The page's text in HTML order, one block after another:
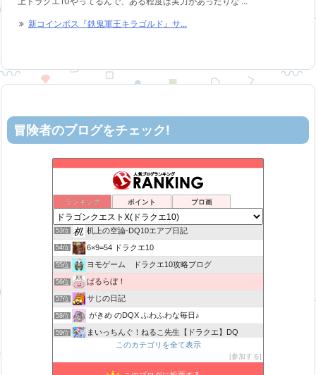
新コインボス『鉄鬼軍王キラゴルド』サ...
冒険者のブログをチェック!
ランキング ポイント ブロ画
カスミ心理学研究所
51位 ロビンさんはガチらない。
52位 星降る夜の活動記録
53位 机上の空論-DQ10エアプ日記
54位 6×9=54 ドラクエ10
55位 ヨモゲーム ドラクエ10攻略ブログ
56位 ばるらぼ！
57位 サじの日記
58位 がきめ のDQX ふわふわな毎日♪
59位 まいっちんぐ！ねるこ先生【ドラクエ】DQ
みみっくほしさんいますか！？
このカテゴリを全て表示
参加する